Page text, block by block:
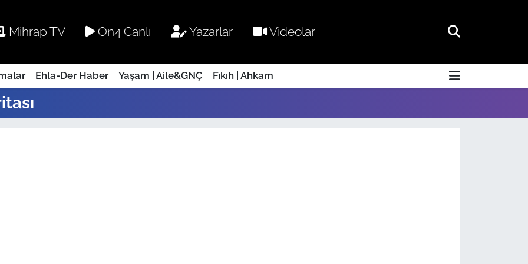
Mihrap TV On4 Canlı Yazarlar Videolar
Ehla-Der Haber Yaşam | Aile&GNÇ Fıkıh | Ahkam